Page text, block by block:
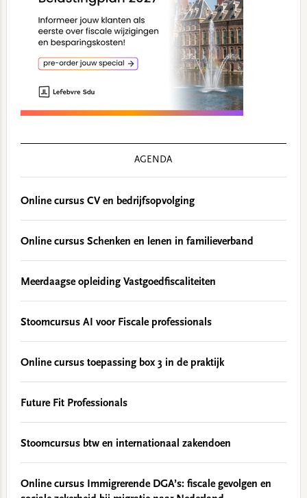
AGENDA
Online cursus CV en bedrijfsopvolging
Online cursus Schenken en lenen in familieverband
Meerdaagse opleiding Vastgoedfiscaliteiten
Stoomcursus AI voor Fiscale professionals
Online cursus toepassing box 3 in de praktijk
Future Fit Professionals
Stoomcursus btw en internationaal zakendoen
Online cursus Immigrerende DGA’s: fiscale gevolgen en